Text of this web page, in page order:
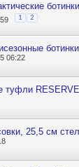
1 2
06:22
туфли
25,5 см